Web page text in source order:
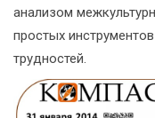
анализом
простых
трудностей.